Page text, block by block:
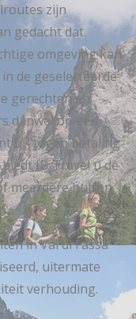
zijn
gedacht dat
omgeving kan
de geselecteerde
gerechten en
danwel op een
u - tegen betaling
ID Travel u de
meerdere hutten
in Val di Fassa
uitermate
verhouding.